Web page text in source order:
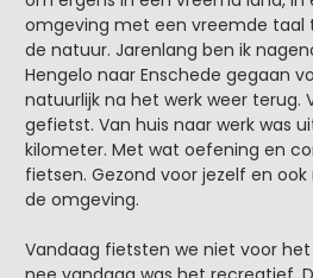
omgeving met een vreemde taal
de natuur. Jarenlang ben ik
Hengelo naar Enschede gegaan
natuurlijk na het werk weer terug.
gefietst. Van huis naar werk was
kilometer. Met wat oefening en
fietsen. Gezond voor jezelf en
de omgeving.
Vandaag fietsten we niet voor het